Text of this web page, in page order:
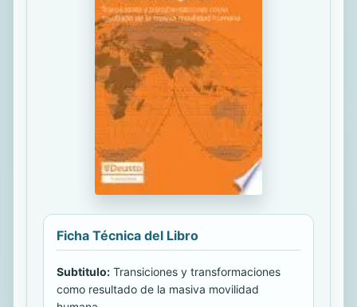
Ficha Técnica del Libro
Subtitulo: Transiciones y transformaciones
como resultado de la masiva movilidad